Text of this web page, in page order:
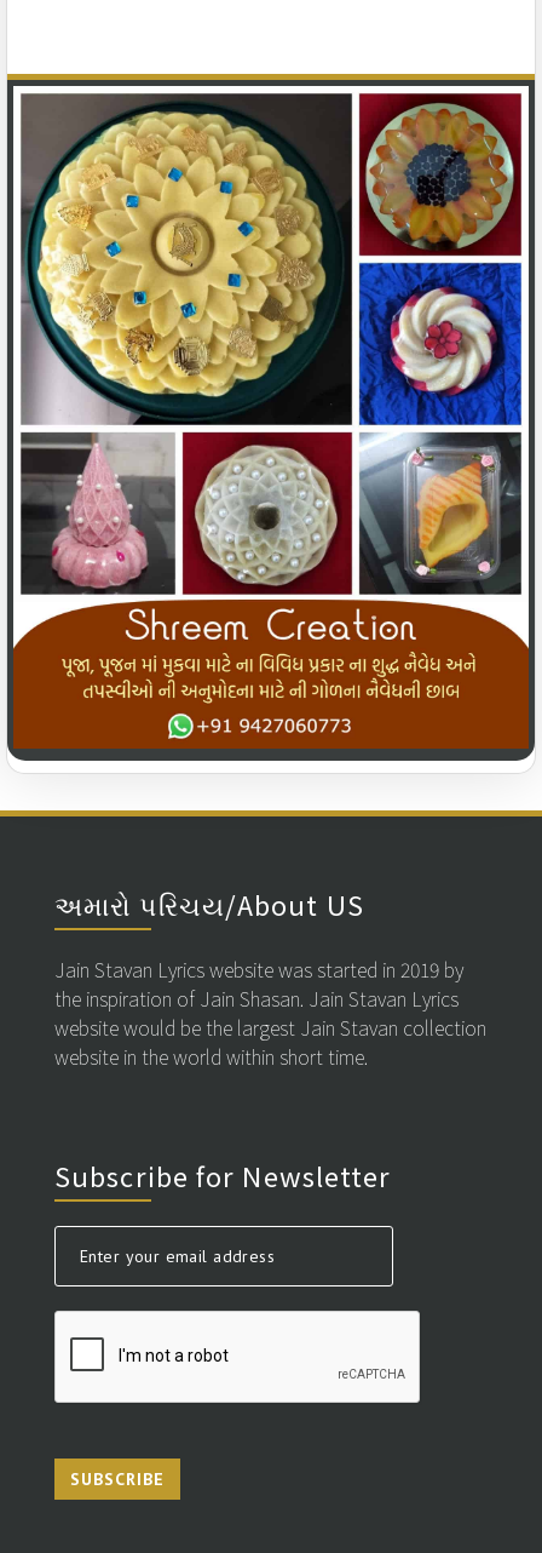
विध्न टाले नित्यमेव साहेबजी
सुमति… (३)
नयरी कोशलाए अवतर्यो हो लाल,
तव वरत्यो जयजयकार साहेबजी
घरे घरे हरख वधामणां हो लाल,
धवल मंगल देनार साहेबजी
सुमति… (४)
अनंत गुण छे ताहरा हो लाल,
कहेतां नावे पार साहेबजी
दिन दिन तुम्ह सेवा थकी हो लाल,
ऋद्धि कीर्ति अनंती सार साहेबजी
सुमति… (५)
અમારો પરિચય/About US
Jain Stavan Lyrics website was started in 2019 by
the inspiration of Jain Shasan. Jain Stavan Lyrics
website would be the largest Jain Stavan collection
website in the world within short time.
Subscribe for Newsletter
SUBSCRIBE